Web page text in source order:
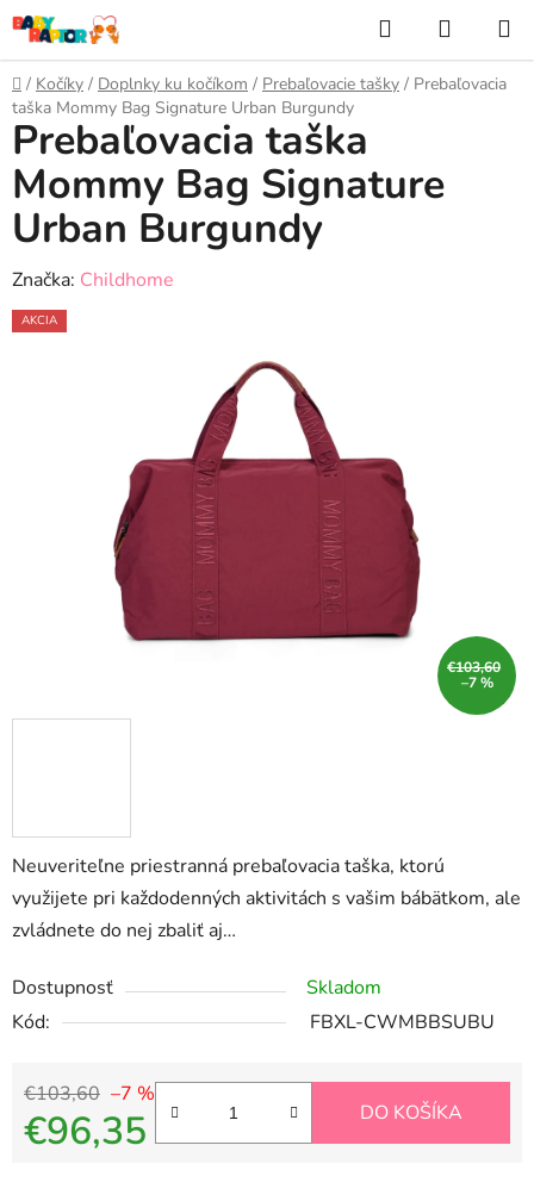
Prejsť
na
obsah
Hľadať
KOŠÍK
Domov
/ Kočíky / Doplnky ku kočíkom / Prebaľovacie tašky / Prebaľovacia
taška Mommy Bag Signature Urban Burgundy
Neuveriteľne priestranná prebaľovacia taška, ktorú
využijete pri každodenných aktivitách s vašim bábätkom, ale
zvládnete do nej zbaliť aj…
Dostupnosť
Skladom
Kód:
FBXL-CWMBBSUBU
€103,60 –7 %
€96,35 DO KOŠÍKA
Prebaľovacia taška
Mommy Bag Signature
Urban Burgundy
Značka: Childhome
AKCIA
€103,60
–7 %